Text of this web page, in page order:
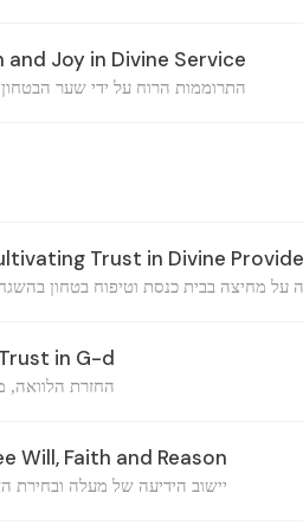
Joy in Divine Service
התרוממות הרוח על ידי שער
Trust in Divine
על מחיצה בבית כנסת וטיפוח בטחון
in G-d
החזרת הלוואה,
Will, Faith and Reason
יישוב הידיעה של מעלה ובחירת